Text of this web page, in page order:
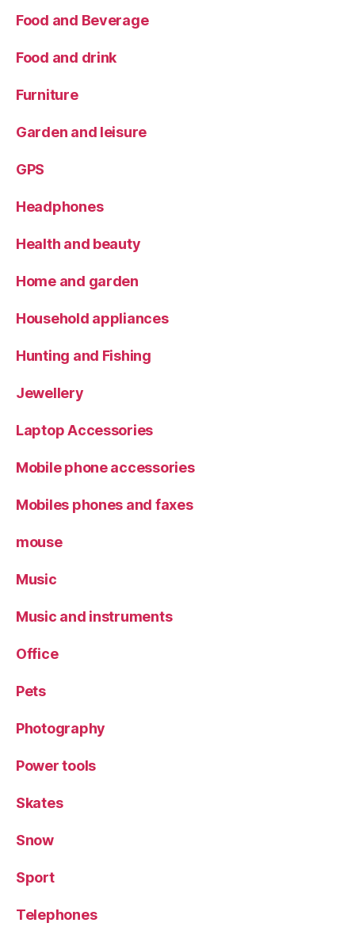
Food and Beverage
Food and drink
Furniture
Garden and leisure
GPS
Headphones
Health and beauty
Home and garden
Household appliances
Hunting and Fishing
Jewellery
Laptop Accessories
Mobile phone accessories
Mobiles phones and faxes
mouse
Music
Music and instruments
Office
Pets
Photography
Power tools
Skates
Snow
Sport
Telephones